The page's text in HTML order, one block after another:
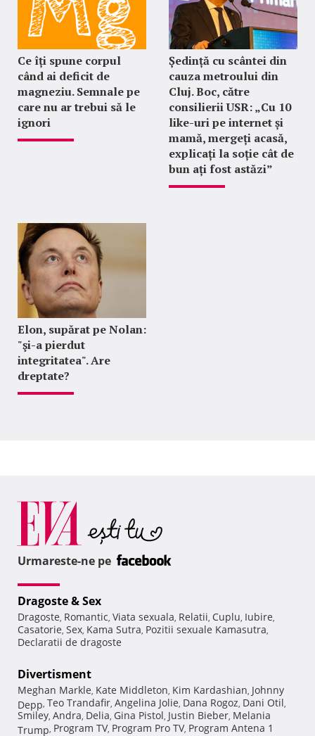
Ce îți spune corpul
când ai deficit de
magneziu. Semnale pe
care nu ar trebui să le
ignori
Ședință cu scântei din
cauza metroului din
Cluj. Boc, către
consilierii USR: „Cu 10
like-uri pe internet și
mamă, mergeți acasă,
explicați la soție cât de
bun ați fost astăzi”
Elon, supărat pe Nolan:
"şi-a pierdut
integritatea". Are
dreptate?
Urmareste-ne pe
Dragoste & Sex
Dragoste, Romantic, Viata sexuala, Relatii, Cuplu, Iubire,
Casatorie, Sex, Kama Sutra, Pozitii sexuale Kamasutra,
Declaratii de dragoste
Divertisment
Meghan Markle, Kate Middleton, Kim Kardashian, Johnny
Depp, Teo Trandafir, Angelina Jolie, Dana Rogoz, Dani Otil,
Smiley, Andra, Delia, Gina Pistol, Justin Bieber, Melania
Trump, Program TV, Program Pro TV, Program Antena 1